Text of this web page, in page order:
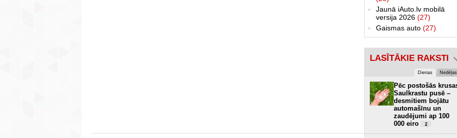
Jaunā iAuto.lv mobilā
versija 2026 (27)
Gaismas auto (27)
LASĪTĀKIE RAKSTI
Dienas Nedēļas
Pēc postošās
Saulkrastu pusē –
desmitiem bojātu
automašīnu un
zaudējumi ap 100
000 eiro
2